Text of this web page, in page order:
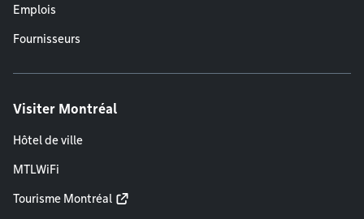
Emplois
Fournisseurs
Visiter Montréal
Hôtel de ville
MTLWiFi
Tourisme Montréal